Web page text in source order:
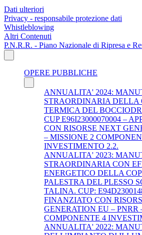
Dati ulteriori
Privacy - responsabile protezione dati
Whistleblowing
Altri Contenuti
P.N.R.R. - Piano Nazionale di Ripresa e
OPERE PUBBLICHE
ANNUALITA' 2024:
STRAORDINARIA DELLA
TERMICA DEL
CUP E96I23000070004 –
CON RISORSE NEXT
– MISSIONE 2
INVESTIMENTO 2.2.
ANNUALITA' 2023:
STRAORDINARIA CON
ENERGETICO DELLA
PALESTRA DEL PLESSO
TALINA. CUP:
FINANZIATO CON
GENERATION EU – PNRR
COMPONENTE 4
ANNUALITA' 2022: